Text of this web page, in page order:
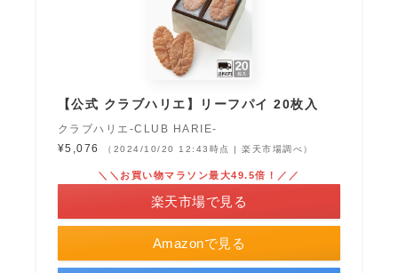
【公式 クラブハリエ】リーフパイ 20枚入
クラブハリエ-CLUB HARIE-
¥5,076
（2024/10/20 12:43時点 | 楽天市場調べ）
Amazonで見る
＼＼お買い物マラソン最大49.5倍！／／
楽天市場で見る